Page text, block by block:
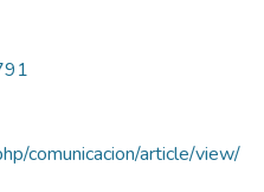
comunicacion/article/view/